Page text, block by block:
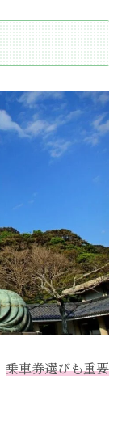
乗車券選びも重要